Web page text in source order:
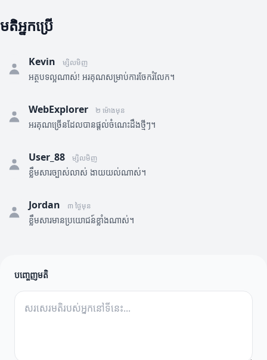
មតិអ្នកប្រើ
Kevin ម្សិលមិញ
អត្ថបទល្អណាស់! អរគុណសម្រាប់ការចែករំលែក។
WebExplorer ២ ម៉ោងមុន
អរគុណច្រើនដែលបានផ្តល់ចំណេះដឹងថ្មីៗ។
User_88 ម្សិលមិញ
ខ្លឹមសារច្បាស់លាស់ ងាយយល់ណាស់។
Jordan ៣ ថ្ងៃមុន
ខ្លឹមសារមានប្រយោជន៍ខ្លាំងណាស់។
បញ្ចេញមតិ